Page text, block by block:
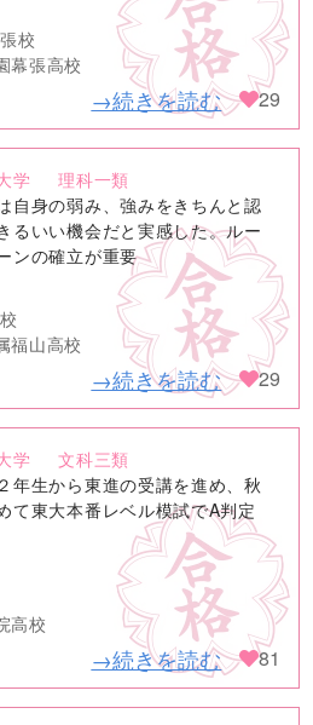
校
幕張高校
→続きを読む 29
学
理科一類
自身の弱み、強みをきちんと認
るいい機会だと実感した。ルー
ンの確立が重要
福山高校
→続きを読む 29
学
文科三類
年生から東進の受講を進め、秋
て東大本番レベル模試でA判定
高校
→続きを読む 81